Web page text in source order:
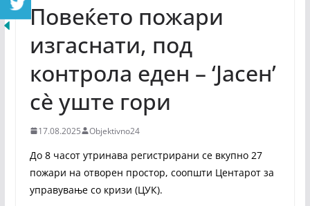
Повеќето пожари
изгаснати, под
контрола еден – ‘Јасен’
сè уште гори
17.08.2025 Objektivno24
До 8 часот утринава регистрирани се вкупно 27
пожари на отворен простор, соопшти Центарот за
управување со кризи (ЦУК).